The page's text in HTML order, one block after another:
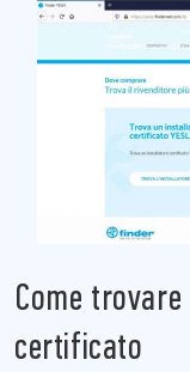
Come
certificato